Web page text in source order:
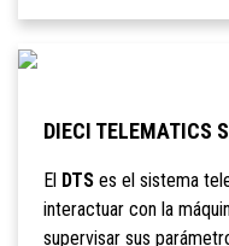
DIECI TELEMATICS
El DTSes el sistema
interactuar con la
supervisar sus